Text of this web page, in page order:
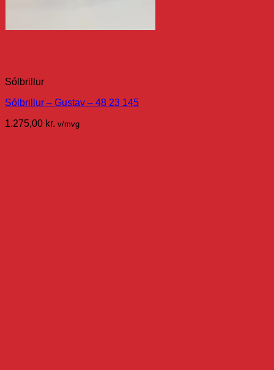
Sólbrillur
Sólbrillur – Gustav – 48 23 145
1.275,00 kr. v/mvg